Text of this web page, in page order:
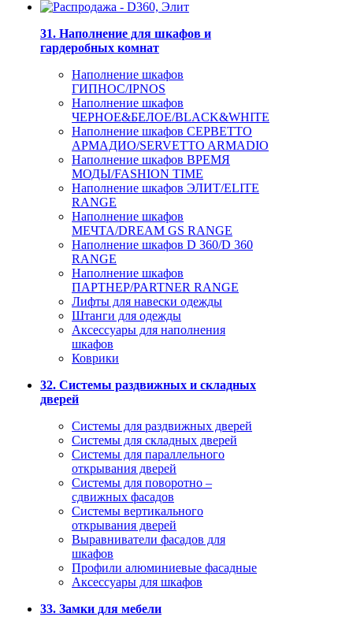
31. Наполнение для шкафов и
гардеробных комнат
Наполнение шкафов
ГИПНОС/IPNOS
Наполнение шкафов
ЧЕРНОЕ&БЕЛОЕ/BLACK&WHITE
Наполнение шкафов СЕРВЕТТО
АРМАДИО/SERVETTO ARMADIO
Наполнение шкафов ВРЕМЯ
МОДЫ/FASHION TIME
Наполнение шкафов ЭЛИТ/ELITE
RANGE
Наполнение шкафов
МЕЧТА/DREAM GS RANGE
Наполнение шкафов D 360/D 360
RANGE
Наполнение шкафов
ПАРТНЕР/PARTNER RANGE
Лифты для навески одежды
Штанги для одежды
Аксессуары для наполнения
шкафов
Коврики
32. Системы раздвижных и складных
дверей
Системы для раздвижных дверей
Системы для складных дверей
Системы для параллельного
открывания дверей
Системы для поворотно –
сдвижных фасадов
Системы вертикального
открывания дверей
Выравниватели фасадов для
шкафов
Профили алюминиевые фасадные
Аксессуары для шкафов
33. Замки для мебели